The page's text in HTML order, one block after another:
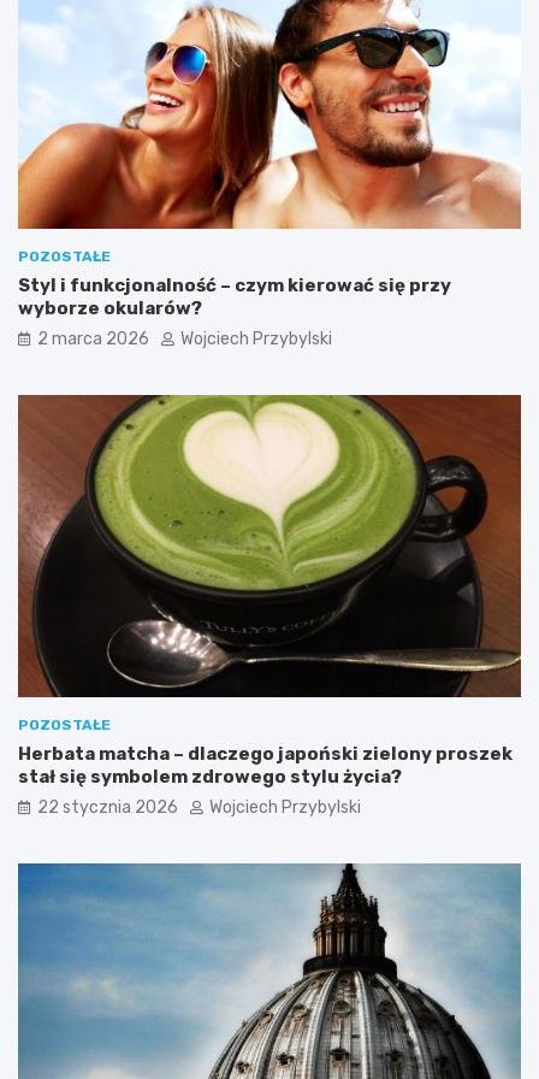
h
W
k
a
n
o
POZOSTAŁE
Styl i funkcjonalność – czym kierować się przy
wyborze okularów?
2 marca 2026 Wojciech Przybylski
POZOSTAŁE
Herbata matcha – dlaczego japoński zielony proszek
stał się symbolem zdrowego stylu życia?
22 stycznia 2026 Wojciech Przybylski